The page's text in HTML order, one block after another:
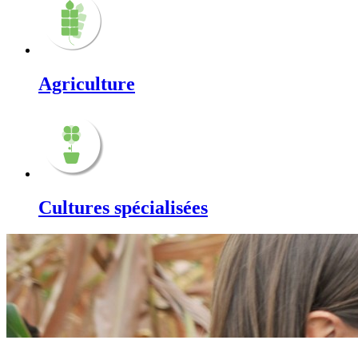
Agriculture
Cultures spécialisées